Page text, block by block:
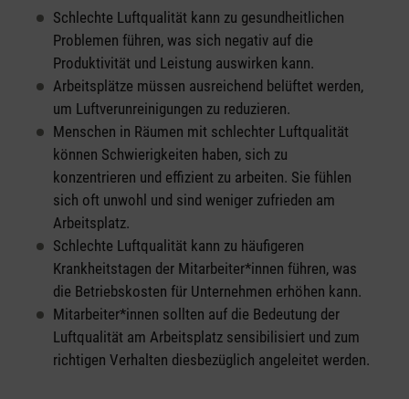
Schlechte Luftqualität kann zu gesundheitlichen
Problemen führen, was sich negativ auf die
Produktivität und Leistung auswirken kann.
Arbeitsplätze müssen ausreichend belüftet werden,
um Luftverunreinigungen zu reduzieren.
Menschen in Räumen mit schlechter Luftqualität
können Schwierigkeiten haben, sich zu
konzentrieren und effizient zu arbeiten. Sie fühlen
sich oft unwohl und sind weniger zufrieden am
Arbeitsplatz.
Schlechte Luftqualität kann zu häufigeren
Krankheitstagen der Mitarbeiter*innen führen, was
die Betriebskosten für Unternehmen erhöhen kann.
Mitarbeiter*innen sollten auf die Bedeutung der
Luftqualität am Arbeitsplatz sensibilisiert und zum
richtigen Verhalten diesbezüglich angeleitet werden.